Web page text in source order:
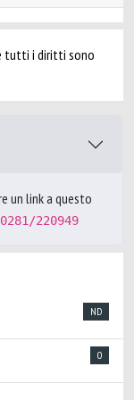
tutti i diritti sono
un link a questo
220949
ND
0